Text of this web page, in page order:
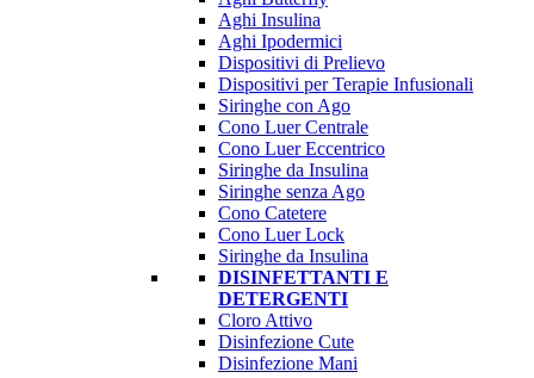
Aghi Insulina
Aghi Ipodermici
Dispositivi di Prelievo
Dispositivi per Terapie Infusionali
Siringhe con Ago
Cono Luer Centrale
Cono Luer Eccentrico
Siringhe da Insulina
Siringhe senza Ago
Cono Catetere
Cono Luer Lock
Siringhe da Insulina
DISINFETTANTI E
DETERGENTI
Cloro Attivo
Disinfezione Cute
Disinfezione Mani